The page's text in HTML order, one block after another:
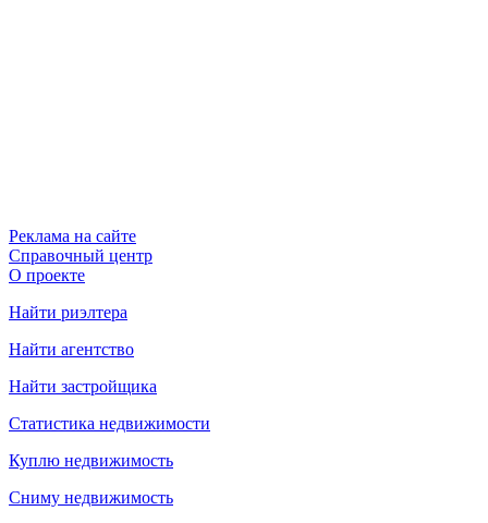
Реклама на сайте
Справочный центр
О проекте
Найти риэлтера
Найти агентство
Найти застройщика
Статистика недвижимости
Куплю недвижимость
Сниму недвижимость